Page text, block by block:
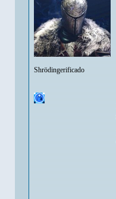
Shrödingerificado